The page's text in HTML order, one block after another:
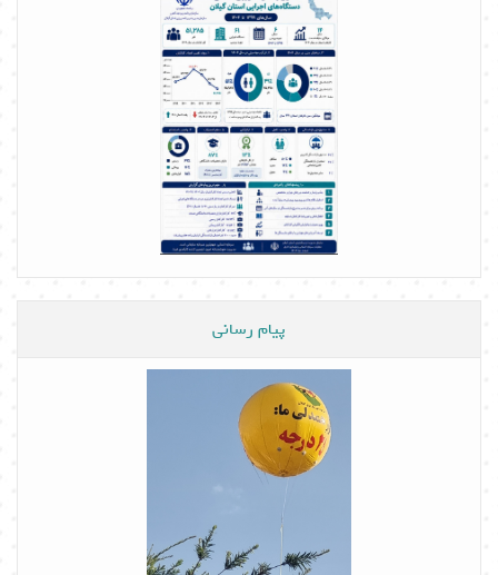
پیام رسانی